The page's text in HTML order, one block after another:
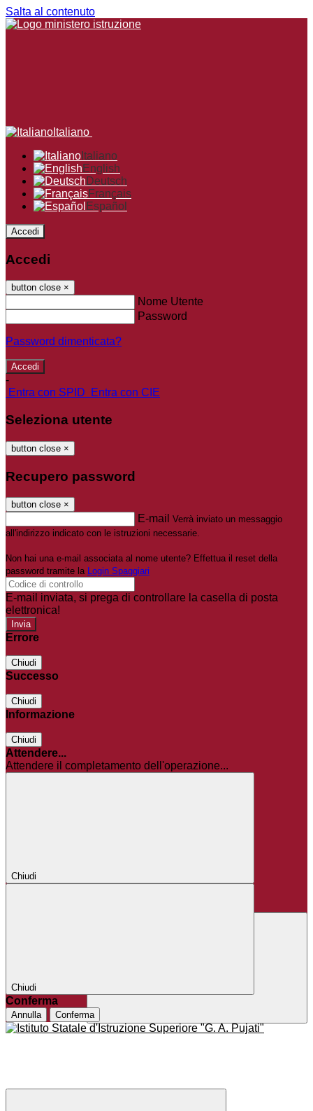
Salta al contenuto
Italiano
Italiano
English
Deutsch
Français
Español
Accedi
Accedi
button close ×
Nome Utente
Password
Password dimenticata?
-
Entra con SPID
Entra con CIE
Seleziona utente
button close ×
Recupero password
button close ×
E-mail Verrà inviato un messaggio
all'indirizzo indicato con le istruzioni necessarie.
Non hai una e-mail associata al nome utente? Effettua il reset della
password tramite la Login Spaggiari
E-mail inviata, si prega di controllare la casella di posta
elettronica!
Errore
Chiudi
Successo
Chiudi
Informazione
Chiudi
Attendere...
Attendere il completamento dell'operazione...
Chiudi
Chiudi
Conferma
Annulla Conferma